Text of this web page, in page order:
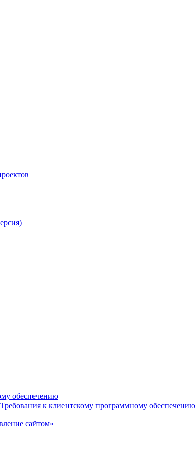
обеспечению
к клиентскому программному обеспечению
сайтом»